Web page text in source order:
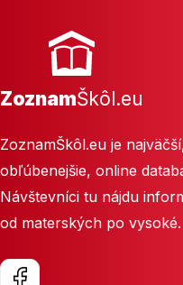
ZoznamŠkôl.eu
ZoznamŠkôl.eu je
obľúbenejšie, online
Návštevníci tu nájdu
od materských po vysoké.